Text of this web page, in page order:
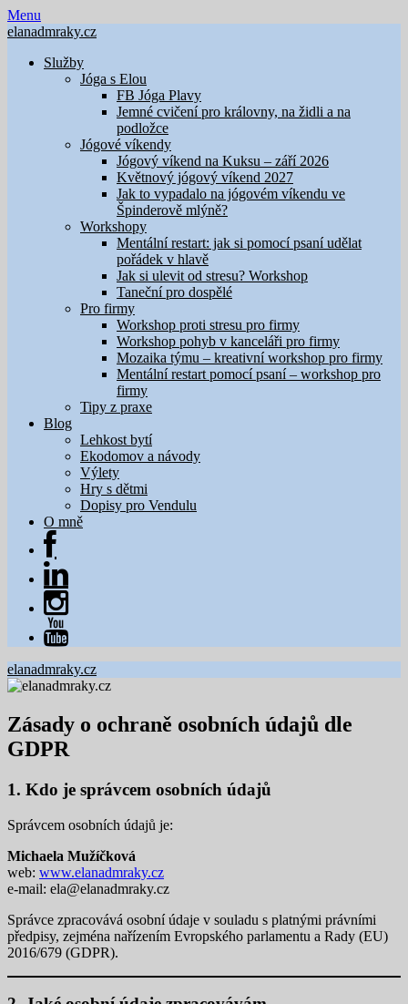
Skip
to
Menu
elanadmraky.cz
Služby
Jóga s Elou
FB Jóga Plavy
Jemné cvičení pro královny, na židli a na
podložce
Jógové víkendy
Jógový víkend na Kuksu – září 2026
Květnový jógový víkend 2027
Jak to vypadalo na jógovém víkendu ve
Špinderově mlýně?
Workshopy
Mentální restart: jak si pomocí psaní udělat
pořádek v hlavě
Jak si ulevit od stresu? Workshop
Taneční pro dospělé
Pro firmy
Workshop proti stresu pro firmy
Workshop pohyb v kanceláři pro firmy
Mozaika týmu – kreativní workshop pro firmy
Mentální restart pomocí psaní – workshop pro
firmy
Tipy z praxe
Blog
Lehkost bytí
Ekodomov a návody
Výlety
Hry s dětmi
Dopisy pro Vendulu
O mně
elanadmraky.cz
Zásady o ochraně osobních údajů dle
GDPR
1. Kdo je správcem osobních údajů
Správcem osobních údajů je:
Michaela Mužíčková
web: www.elanadmraky.cz
e-mail: ela@elanadmraky.cz
Správce zpracovává osobní údaje v souladu s platnými právními
předpisy, zejména nařízením Evropského parlamentu a Rady (EU)
2016/679 (GDPR).